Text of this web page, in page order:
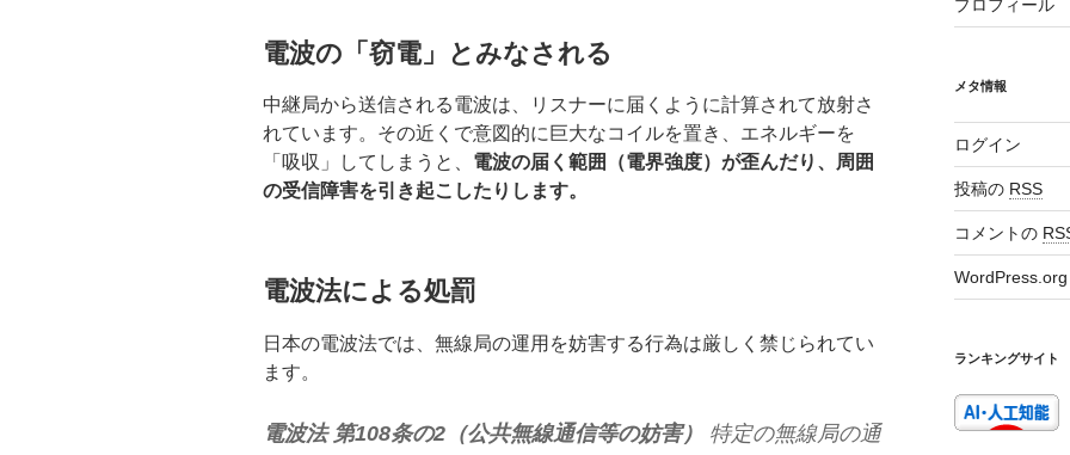
電波の「窃電」とみなされる
中継局から送信される電波は、リスナーに届くように計算されて放射さ
れています。その近くで意図的に巨大なコイルを置き、エネルギーを
「吸収」してしまうと、 電波の届く範囲（電界強度）が歪んだり、周囲
の受信障害を引き起こしたりします。
電波法による処罰
日本の電波法では、無線局の運用を妨害する行為は厳しく禁じられてい
ます。
電波法 第108条の2（公共無線通信等の妨害）
特定の無線局の通
プロフィール
メタ情報
ログイン
投稿の RSS
コメントの
WordPress.org
ランキングサイト